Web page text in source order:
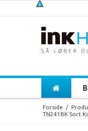
Forside /
TN241BK Sort